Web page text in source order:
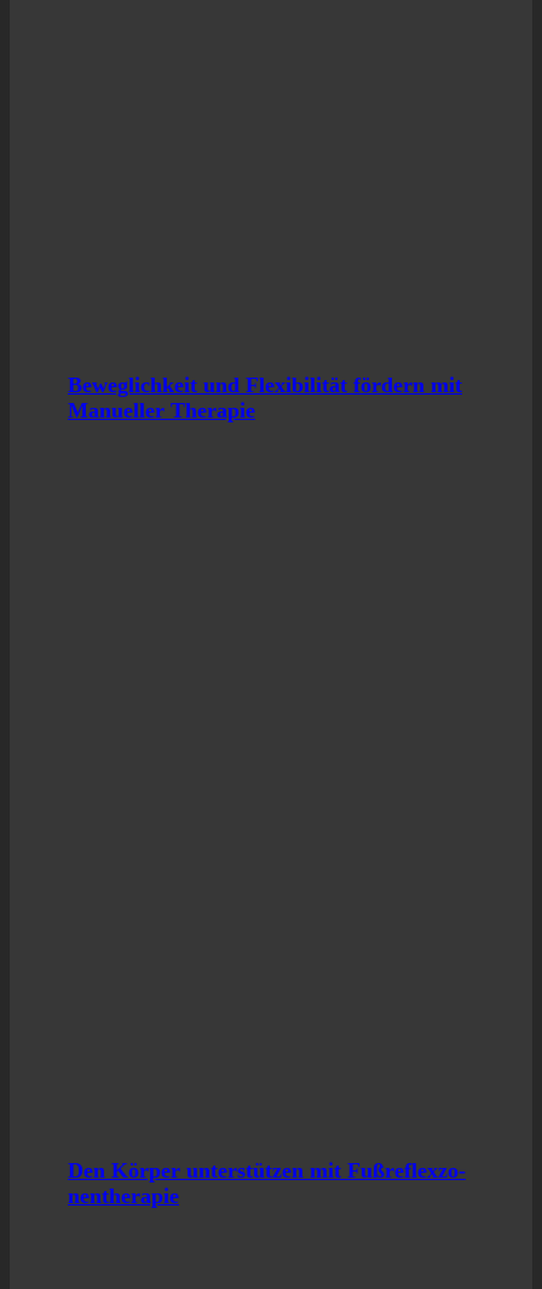
Beweg­lich­keit und Fle­xi­bi­li­tät för­dern mit
Manu­el­ler The­ra­pie
Den Kör­per unter­stüt­zen mit Fuß­re­flex­zo­
nen­the­ra­pie